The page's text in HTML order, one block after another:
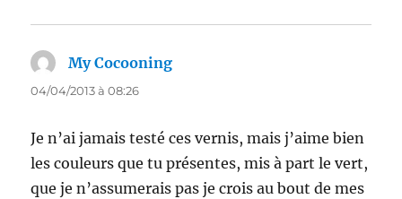
My Cocooning
04/04/2013 à 08:26
Je n’ai jamais testé ces vernis, mais j’aime bien
les couleurs que tu présentes, mis à part le vert,
que je n’assumerais pas je crois au bout de mes